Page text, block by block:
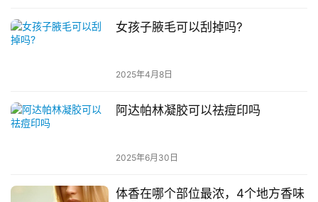
女孩子腋毛可以刮掉吗?
2025年4月8日
阿达帕林凝胶可以祛痘印吗
2025年6月30日
体香在哪个部位最浓，4个地方香味